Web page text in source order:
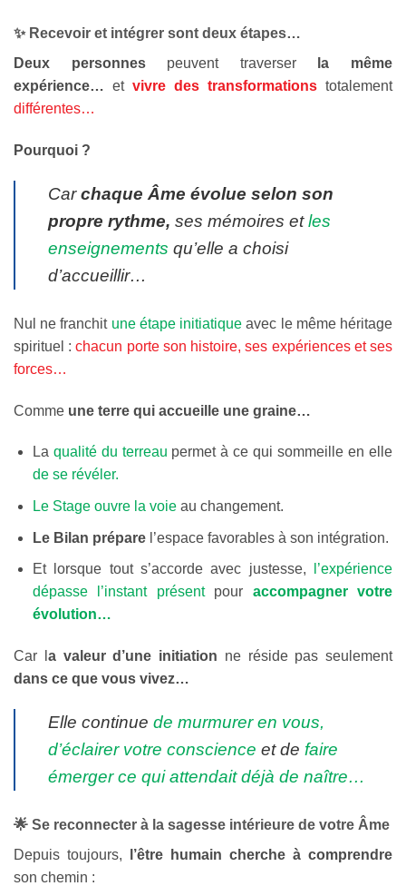
✨ Recevoir et intégrer sont deux étapes…
Deux personnespeuvent traverser
la même
expérience… et vivre des transformations totalement
différentes…
Pourquoi ?
Carchaque Âme évolue selon son
propre rythme, ses mémoires etles
enseignements qu’elle a choisi
d’accueillir…
Nul ne franchit une étape initiatique avec le même héritage
spirituel :chacun porte son histoire, ses expériences et ses
forces…
Comme une terre qui accueille une graine…
La qualité du terreau permet à ce qui sommeille en elle
de se révéler.
Le Stage ouvre la voieau changement.
Le Bilan préparel’espace favorables à son intégration.
Et lorsque tout s’accorde avec justesse,
l’expérience
dépasse l’instant présentpour accompagner votre
évolution…
Car l a valeur d’une initiation ne réside pas seulement
dans ce que vous vivez…
Elle continue de murmurer en vous,
d’éclairer votre conscience et de faire
émerger ce qui attendait déjà de naître…
🌟 Se reconnecter à la sagesse intérieure de votre Âme
Depuis toujours, l’être humain cherche à comprendre
son chemin :